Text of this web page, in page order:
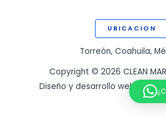
UBICACION
Torreón, Coahuila,
Copyright © 2026 CLEAN
Diseño y desarrollo web por: